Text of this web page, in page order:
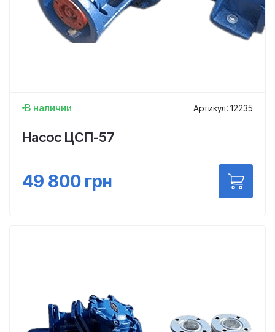
В наличии Артикул: 12235
Насос ЦСП-57
49 800 грн